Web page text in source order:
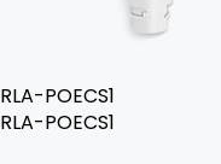
RLA-POECS1
RLA-POECS1